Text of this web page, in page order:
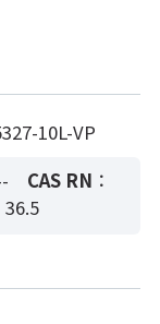
10L-VP
CAS RN ：
36.5